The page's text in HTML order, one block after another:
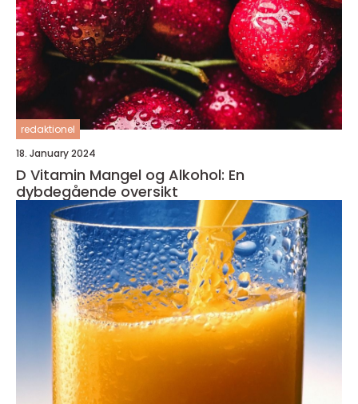
redaktionel
18. January 2024
D Vitamin Mangel og Alkohol: En
dybdegående oversikt